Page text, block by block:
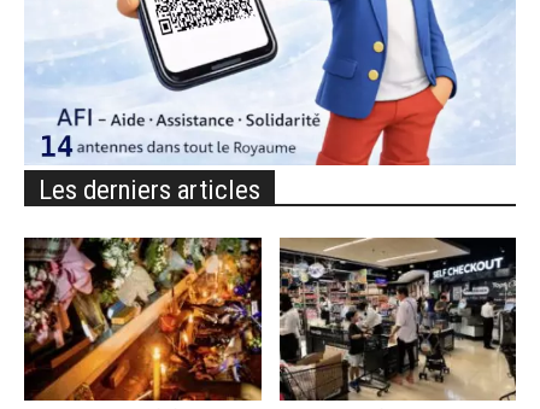
Les derniers articles